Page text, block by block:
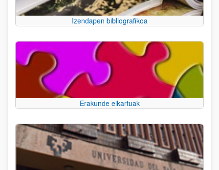
Izendapen bibliografikoa
Erakunde elkartuak